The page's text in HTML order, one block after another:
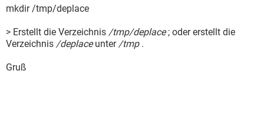
mkdir /tmp/deplace
> Erstellt die Verzeichnis /tmp/deplace; oder erstellt die
Verzeichnis /deplaceunter/tmp.
Gruß